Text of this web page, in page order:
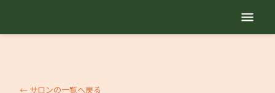
自己紹介
← サロンの一覧へ戻る